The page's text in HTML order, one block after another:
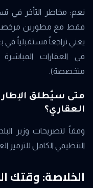
نعم: مخاطر التأخر في
فقط مع مطورين مرخصين
يعني تراجعاً مستقبلياً
في العقارات
متخصصة).
متى سيُطلق الإطار
العقاري؟
وفقاً لتصريحات وزير
التنظيمي الكامل للترميز
الخلاصة: وقتك